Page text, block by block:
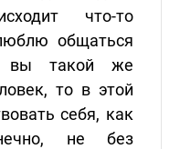
что-то
общаться
такой же
то в этой
себя, как
не без